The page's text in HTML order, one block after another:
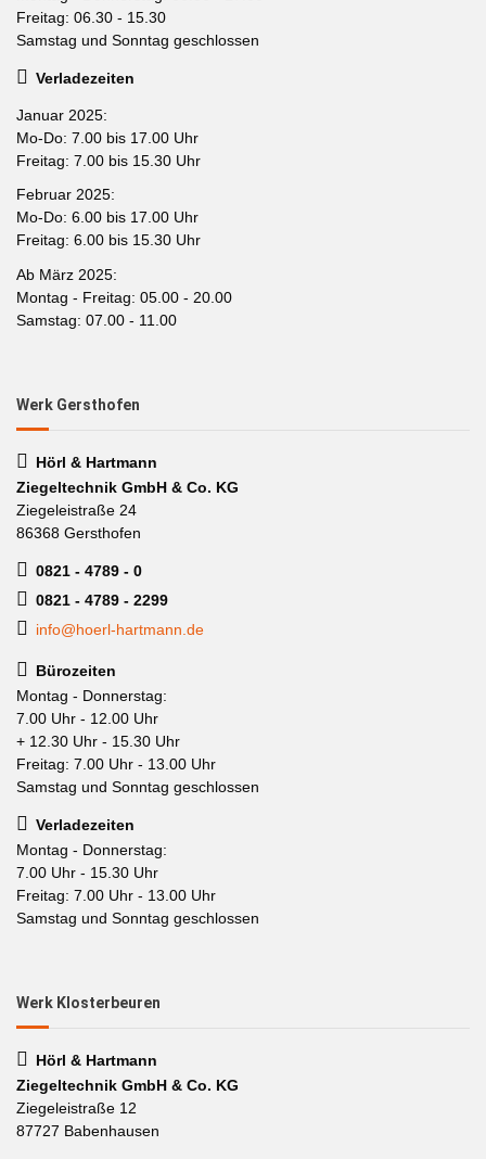
Freitag: 06.30 - 15.30
Samstag und Sonntag geschlossen
Verladezeiten
Januar 2025:
Mo-Do: 7.00 bis 17.00 Uhr
Freitag: 7.00 bis 15.30 Uhr
Februar 2025:
Mo-Do: 6.00 bis 17.00 Uhr
Freitag: 6.00 bis 15.30 Uhr
Ab März 2025:
Montag - Freitag: 05.00 - 20.00
Samstag: 07.00 - 11.00
Werk Gersthofen
Hörl & Hartmann
Ziegeltechnik GmbH & Co. KG
Ziegeleistraße 24
86368 Gersthofen
0821 - 4789 - 0
0821 - 4789 - 2299
info@hoerl-hartmann.de
Bürozeiten
Montag - Donnerstag:
7.00 Uhr - 12.00 Uhr
+ 12.30 Uhr - 15.30 Uhr
Freitag: 7.00 Uhr - 13.00 Uhr
Samstag und Sonntag geschlossen
Verladezeiten
Montag - Donnerstag:
7.00 Uhr - 15.30 Uhr
Freitag: 7.00 Uhr - 13.00 Uhr
Samstag und Sonntag geschlossen
Werk Klosterbeuren
Hörl & Hartmann
Ziegeltechnik GmbH & Co. KG
Ziegeleistraße 12
87727 Babenhausen